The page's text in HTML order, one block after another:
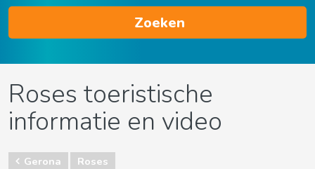
Zoeken
Roses toeristische
informatie en video
Gerona
Roses